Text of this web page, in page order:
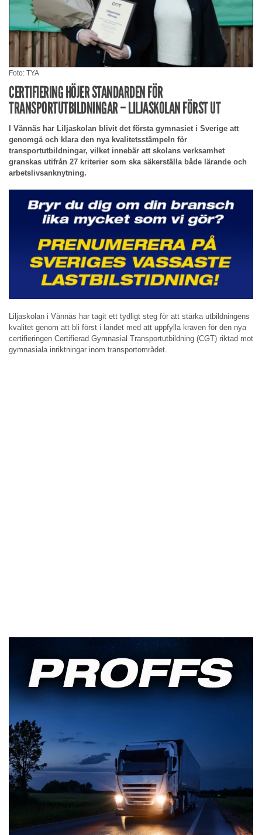
Foto: TYA
CERTIFIERING HÖJER STANDARDEN FÖR
TRANSPORTUTBILDNINGAR – LILJASKOLAN FÖRST UT
I Vännäs har Liljaskolan blivit det första gymnasiet i Sverige att
genomgå och klara den nya kvalitetsstämpeln för
transportutbildningar, vilket innebär att skolans verksamhet
granskas utifrån 27 kriterier som ska säkerställa både lärande och
arbetslivsanknytning.
Liljaskolan i Vännäs har tagit ett tydligt steg för att stärka utbildningens
kvalitet genom att bli först i landet med att uppfylla kraven för den nya
certifieringen Certifierad Gymnasial Transportutbildning (CGT) riktad mot
gymnasiala inriktningar inom transportområdet.